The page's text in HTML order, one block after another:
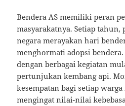
Bendera AS memiliki peran
masyarakatnya. Setiap tahun,
negara merayakan hari
menghormati adopsi
dengan berbagai kegiatan
pertunjukan kembang api.
kesempatan bagi setiap
mengingat nilai-nilai